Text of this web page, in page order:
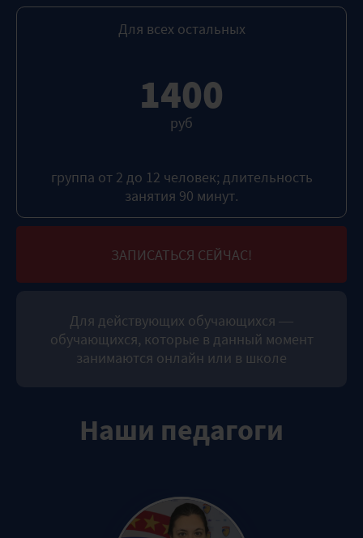
Для всех остальных
1400
руб
группа от 2 до 12 человек; длительность
занятия 90 минут.
ЗАПИСАТЬСЯ СЕЙЧАС!
Для действующих обучающихся —
обучающихся, которые в данный момент
занимаются онлайн или в школе
Наши педагоги